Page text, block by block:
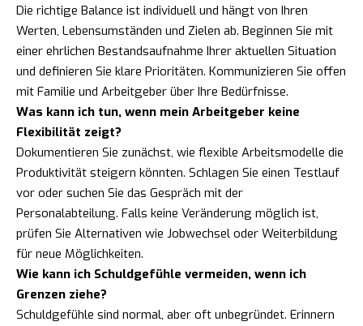
Die richtige Balance ist individuell und hängt von Ihren
Werten, Lebensumständen und Zielen ab. Beginnen Sie mit
einer ehrlichen Bestandsaufnahme Ihrer aktuellen Situation
und definieren Sie klare Prioritäten. Kommunizieren Sie offen
mit Familie und Arbeitgeber über Ihre Bedürfnisse.
Was kann ich tun, wenn mein Arbeitgeber keine
Flexibilität zeigt?
Dokumentieren Sie zunächst, wie flexible Arbeitsmodelle die
Produktivität steigern könnten. Schlagen Sie einen Testlauf
vor oder suchen Sie das Gespräch mit der
Personalabteilung. Falls keine Veränderung möglich ist,
prüfen Sie Alternativen wie Jobwechsel oder Weiterbildung
für neue Möglichkeiten.
Wie kann ich Schuldgefühle vermeiden, wenn ich
Grenzen ziehe?
Schuldgefühle sind normal, aber oft unbegründet. Erinnern